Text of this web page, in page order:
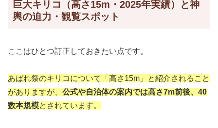
巨大キリコ（高さ15m・2025年実績）と神
輿の迫力・観覧スポット
ここはひとつ訂正しておきたい点です。
あばれ祭のキリコについて「高さ15m」と紹介されること
がありますが、 公式や自治体の案内では高さ7m前後、40
数本規模とされています。